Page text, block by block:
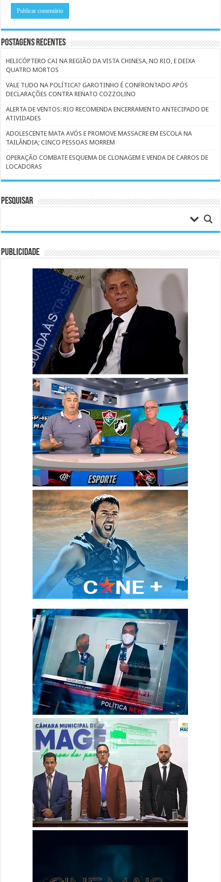
Postagens Recentes
HELICÓPTERO CAI NA REGIÃO DA VISTA CHINESA, NO RIO, E DEIXA
QUATRO MORTOS
VALE TUDO NA POLÍTICA? GAROTINHO É CONFRONTADO APÓS
DECLARAÇÕES CONTRA RENATO COZZOLINO
ALERTA DE VENTOS: RIO RECOMENDA ENCERRAMENTO ANTECIPADO DE
ATIVIDADES
ADOLESCENTE MATA AVÓS E PROMOVE MASSACRE EM ESCOLA NA
TAILÂNDIA; CINCO PESSOAS MORREM
OPERAÇÃO COMBATE ESQUEMA DE CLONAGEM E VENDA DE CARROS DE
LOCADORAS
Pesquisar
PUBLICIDADE